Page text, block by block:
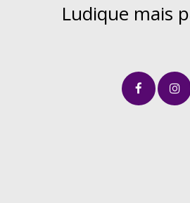
Ludique mais